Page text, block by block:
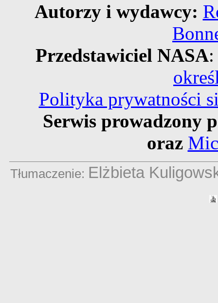
Autorzy i wydawcy:
Przedstawiciel NASA
Polityka prywatności
Serwis prowadzony
oraz
Tłumaczenie: Elżbieta